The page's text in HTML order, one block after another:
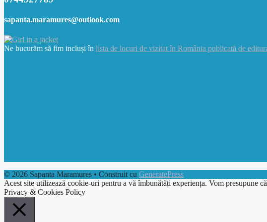
sapanta.maramures@outlook.com
Ne bucurăm să fim incluși în lista de locuri de vizitat în România publicată de
© 2026 Sapanta Maramures • Construit cu GeneratePress
Acest site utilizează cookie-uri pentru a vă îmbunătăți experiența. Vom presupune
Privacy & Cookies Policy